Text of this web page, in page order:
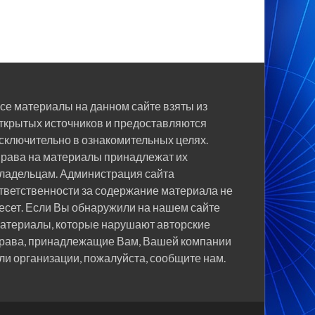
материалы на данном сайте взяты из
источников и предоставляются
в ознакомительных целях.
на материалы принадлежат их
Администрация сайта
за содержание материала не
Если Вы обнаружили на нашем сайте
которые нарушают авторские
принадлежащие Вам, Вашей компании
организации, пожалуйста, сообщите нам.